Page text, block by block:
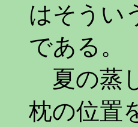
はそうい
である。
夏の蒸
枕の位置